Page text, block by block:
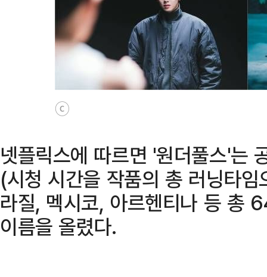
ⓒ
넷플릭스에 따르면 '원더풀스'는
(시청 시간을 작품의 총 러닝타
라질, 멕시코, 아르헨티나 등 총
이름을 올렸다.